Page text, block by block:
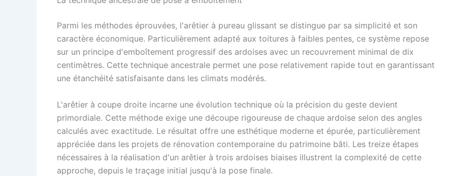
Parmi les méthodes éprouvées, l'arêtier à pureau glissant se distingue par sa simplicité et son
caractère économique. Particulièrement adapté aux toitures à faibles pentes, ce système repose
sur un principe d'emboîtement progressif des ardoises avec un recouvrement minimal de dix
centimètres. Cette technique ancestrale permet une pose relativement rapide tout en garantissant
une étanchéité satisfaisante dans les climats modérés.
L'arêtier à coupe droite incarne une évolution technique où la précision du geste devient
primordiale. Cette méthode exige une découpe rigoureuse de chaque ardoise selon des angles
calculés avec exactitude. Le résultat offre une esthétique moderne et épurée, particulièrement
appréciée dans les projets de rénovation contemporaine du patrimoine bâti. Les treize étapes
nécessaires à la réalisation d'un arêtier à trois ardoises biaises illustrent la complexité de cette
approche, depuis le traçage initial jusqu'à la pose finale.